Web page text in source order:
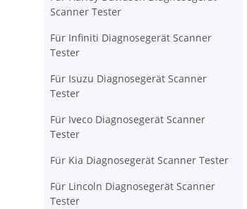
Scanner Tester
Für Infiniti Diagnosegerät Scanner
Tester
Für Isuzu Diagnosegerät Scanner
Tester
Für Iveco Diagnosegerät Scanner
Tester
Für Kia Diagnosegerät Scanner Tester
Für Lincoln Diagnosegerät Scanner
Tester